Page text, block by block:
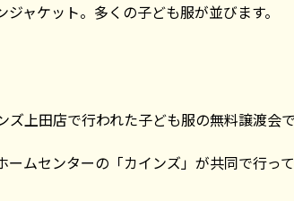
ャケット。多くの子ども服が並びます。
上田店で行われた子ども服の無料譲渡会で
ムセンターの「カインズ」が共同で行って